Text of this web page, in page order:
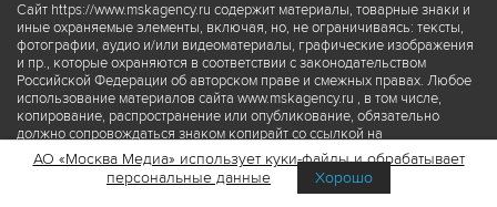
Сайт https://www.mskagency.ru содержит материалы, товарные знаки и
иные охраняемые элементы, включая, но, не ограничиваясь: тексты,
фотографии, аудио и/или видеоматериалы, графические изображения
и пр., которые охраняются в соответствии с законодательством
Российской Федерации об авторском праве и смежных правах. Любое
использование материалов сайта www.mskagency.ru , в том числе,
копирование, распространение или опубликование, обязательно
должно сопровождаться знаком копирайт со ссылкой на
правообладателя © АО «Москва Медиа», а также гиперссылкой на сайт
www.mskagency.ru как на первоисточник информации. Переработка
материалов сайта www.mskagency.ru не допускается.
АО «Москва Медиа» использует куки-файлы и обрабатывает
персональные данные
Хорошо